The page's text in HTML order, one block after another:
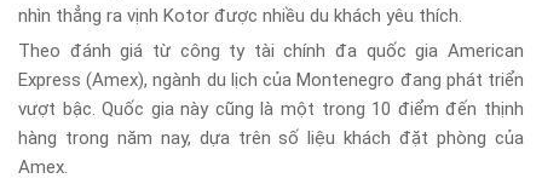
nhìn thẳng ra vịnh Kotor được nhiều du khách yêu thích.
Theo đánh giá từ công ty tài chính đa quốc gia American
Express (Amex), ngành du lịch của Montenegro đang phát triển
vượt bậc. Quốc gia này cũng là một trong 10 điểm đến thịnh
hàng trong năm nay, dựa trên số liệu khách đặt phòng của
Amex.